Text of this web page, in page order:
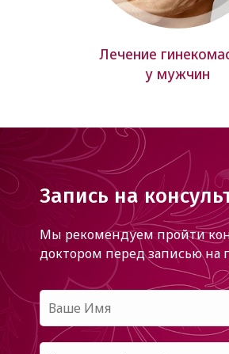
Лечение
у мужчин
Запись на
Мы рекомендуем пройти
доктором перед записью на